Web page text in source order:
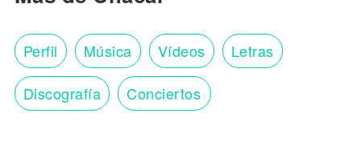
Perfil Música Vídeos Letras
Discografía Conciertos